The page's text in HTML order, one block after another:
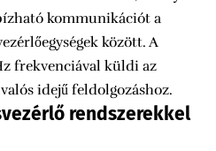
kommunikációt a
között. A
frekvenciával küldi az
idejű feldolgozáshoz.
rendszerekkel